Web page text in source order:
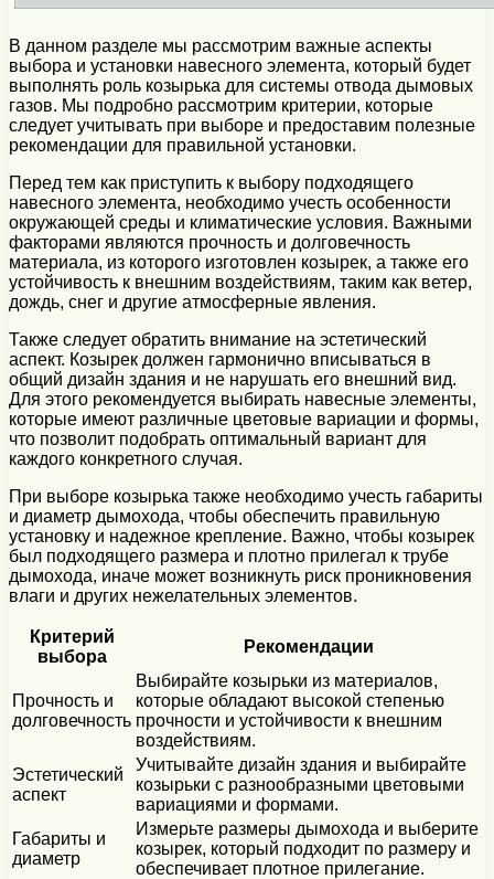
В данном разделе мы рассмотрим важные аспекты
выбора и установки навесного элемента, который будет
выполнять роль козырька для системы отвода дымовых
газов. Мы подробно рассмотрим критерии, которые
следует учитывать при выборе и предоставим полезные
рекомендации для правильной установки.
Перед тем как приступить к выбору подходящего
навесного элемента, необходимо учесть особенности
окружающей среды и климатические условия. Важными
факторами являются прочность и долговечность
материала, из которого изготовлен козырек, а также его
устойчивость к внешним воздействиям, таким как ветер,
дождь, снег и другие атмосферные явления.
Также следует обратить внимание на эстетический
аспект. Козырек должен гармонично вписываться в
общий дизайн здания и не нарушать его внешний вид.
Для этого рекомендуется выбирать навесные элементы,
которые имеют различные цветовые вариации и формы,
что позволит подобрать оптимальный вариант для
каждого конкретного случая.
При выборе козырька также необходимо учесть габариты
и диаметр дымохода, чтобы обеспечить правильную
установку и надежное крепление. Важно, чтобы козырек
был подходящего размера и плотно прилегал к трубе
дымохода, иначе может возникнуть риск проникновения
влаги и других нежелательных элементов.
Критерий
выбора
Рекомендации
Прочность и
долговечность
Выбирайте козырьки из материалов,
которые обладают высокой степенью
прочности и устойчивости к внешним
воздействиям.
Эстетический
аспект
Учитывайте дизайн здания и выбирайте
козырьки с разнообразными цветовыми
вариациями и формами.
Габариты и
диаметр
Измерьте размеры дымохода и выберите
козырек, который подходит по размеру и
обеспечивает плотное прилегание.